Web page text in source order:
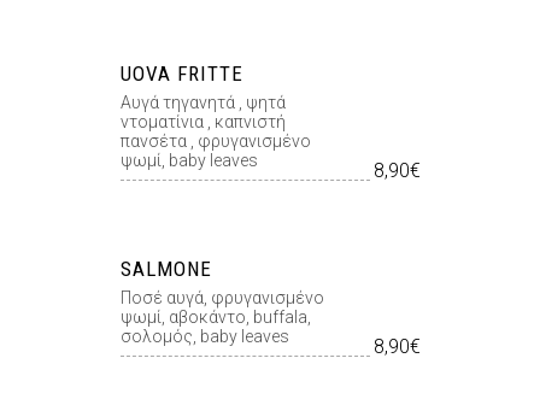
UOVA FRITTE
Αυγά τηγανητά , ψητά
ντοματίνια , καπνιστή
πανσέτα , φρυγανισμένο
ψωμί, baby leaves
8,90€
SALMONE
Ποσέ αυγά, φρυγανισμένο
ψωμί, αβοκάντο, buffala,
σολομός, baby leaves
8,90€